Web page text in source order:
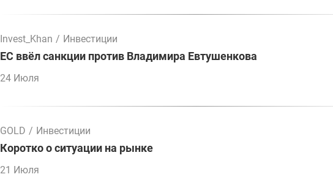
Invest_Khan / Инвестиции
ЕС ввёл санкции против Владимира Евтушенкова
24 Июля
GOLD / Инвестиции
Коротко о ситуации на рынке
21 Июля